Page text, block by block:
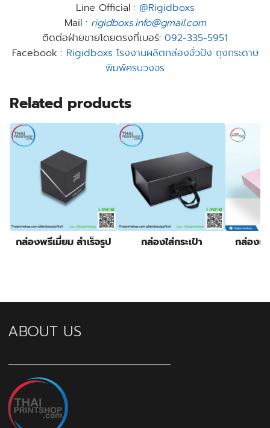
Line Official : @Rigidboxs
Mail : rigidboxs.info@gmail.com
ติดต่อฝ่ายขายโดยตรงที่เบอร์: 092-335-5951
Facebook : Rigidboxs โรงงานผลิตกล่องจั่วปัง ถุงกระดาษ
พิมพ์ครบวงจร
Related products
กล่องพรีเมี่ยม สำเร็จรูป กล่องใส่กระเป๋า
กล่องแ
ABOUT US